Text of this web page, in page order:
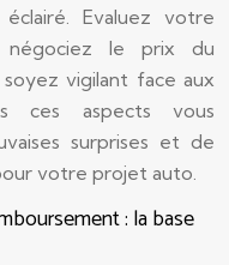
Evaluez votre
négociez le prix du
vigilant face aux
ces aspects vous
surprises et de
votre projet auto.
: la base